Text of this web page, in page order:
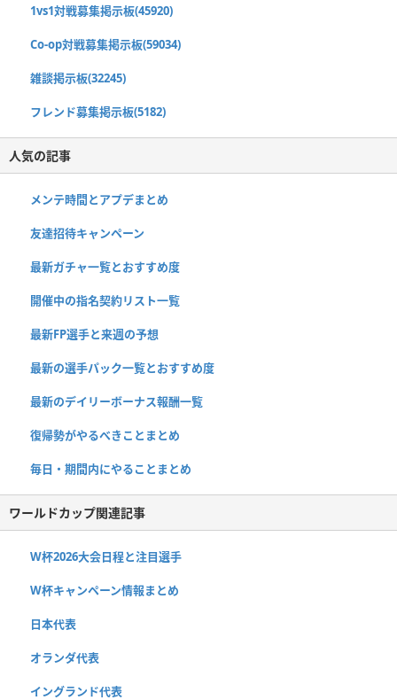
1vs1対戦募集掲示板(45920)
Co-op対戦募集掲示板(59034)
雑談掲示板(32245)
フレンド募集掲示板(5182)
人気の記事
メンテ時間とアプデまとめ
友達招待キャンペーン
最新ガチャ一覧とおすすめ度
開催中の指名契約リスト一覧
最新FP選手と来週の予想
最新の選手パック一覧とおすすめ度
最新のデイリーボーナス報酬一覧
復帰勢がやるべきことまとめ
毎日・期間内にやることまとめ
ワールドカップ関連記事
W杯2026大会日程と注目選手
W杯キャンペーン情報まとめ
日本代表
オランダ代表
イングランド代表